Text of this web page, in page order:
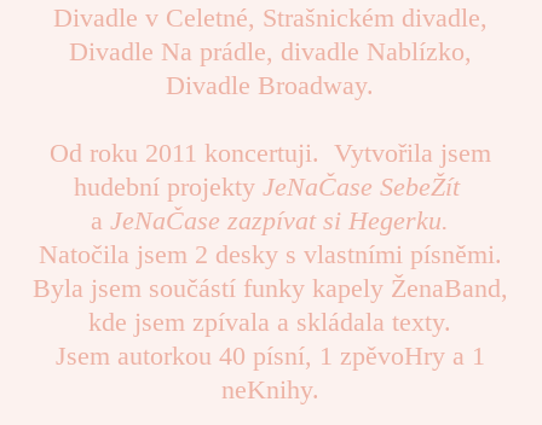
Divadle v Celetné, Strašnickém divadle,
Divadle Na prádle, divadle Nablízko,
Divadle Broadway.
Od roku 2011 koncertuji. Vytvořila jsem
hudební projekty JeNaČase SebeŽít
aJeNaČase zazpívat si Hegerku.
Natočila jsem 2 desky s vlastními písněmi.
Byla jsem součástí funky kapely ŽenaBand,
kde jsem zpívala a skládala texty.
Jsem autorkou 40 písní, 1 zpěvoHry a 1
neKnihy.